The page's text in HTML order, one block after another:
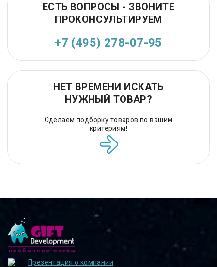
ЕСТЬ ВОПРОСЫ - ЗВОНИТЕ
ПРОКОНСУЛЬТИРУЕМ
+7 (495) 278-07-95
НЕТ ВРЕМЕНИ ИСКАТЬ
НУЖНЫЙ ТОВАР?
Сделаем подборку товаров по вашим
критериям!
Презентация о компании